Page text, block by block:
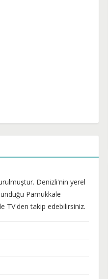
Denizli'nin yerel
Pamukkale
TV'den takip edebilirsiniz.